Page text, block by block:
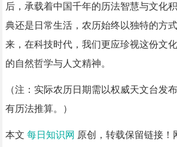
后，承载着中国千年的历法智慧与文化
典还是日常生活，农历始终以独特的方
来，在科技时代，我们更应珍视这份文
的自然哲学与人文精神。
（注：实际农历日期需以权威天文台发
有历法推算。）
本文 每日知识网 原创，转载保留链接！